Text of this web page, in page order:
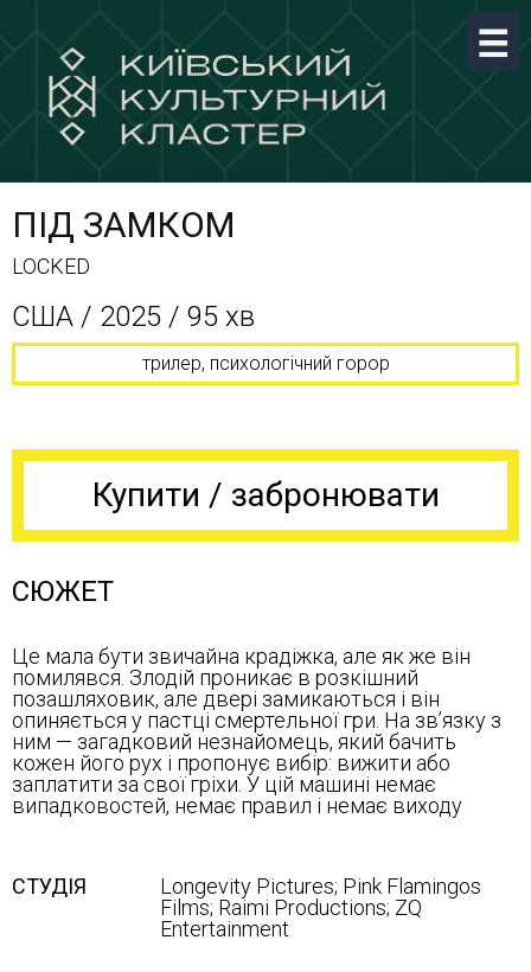
ПІД ЗАМКОМ
LOCKED
США / 2025 / 95 хв
трилер, психологічний горор
Купити / забронювати
СЮЖЕТ
Це мала бути звичайна крадіжка, але як же він
помилявся. Злодій проникає в розкішний
позашляховик, але двері замикаються і він
опиняється у пастці смертельної гри. На зв’язку з
ним — загадковий незнайомець, який бачить
кожен його рух і пропонує вибір: вижити або
заплатити за свої гріхи. У цій машині немає
випадковостей, немає правил і немає виходу
СТУДІЯ
Longevity Pictures; Pink Flamingos
Films; Raimi Productions; ZQ
Entertainment